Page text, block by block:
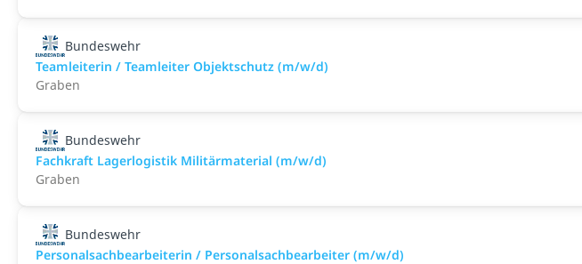
Bundeswehr
Teamleiterin / Teamleiter Objektschutz (m/w/d)
Graben
Bundeswehr
Fachkraft Lagerlogistik Militärmaterial (m/w/d)
Graben
Bundeswehr
Personalsachbearbeiterin / Personalsachbearbeiter (m/w/d)